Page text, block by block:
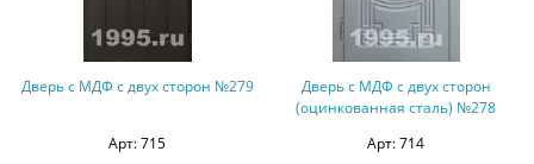
Дверь с МДФ с двух сторон №279
Арт: 715
Дверь с МДФ с двух сторон
(оцинкованная сталь) №278
Арт: 714